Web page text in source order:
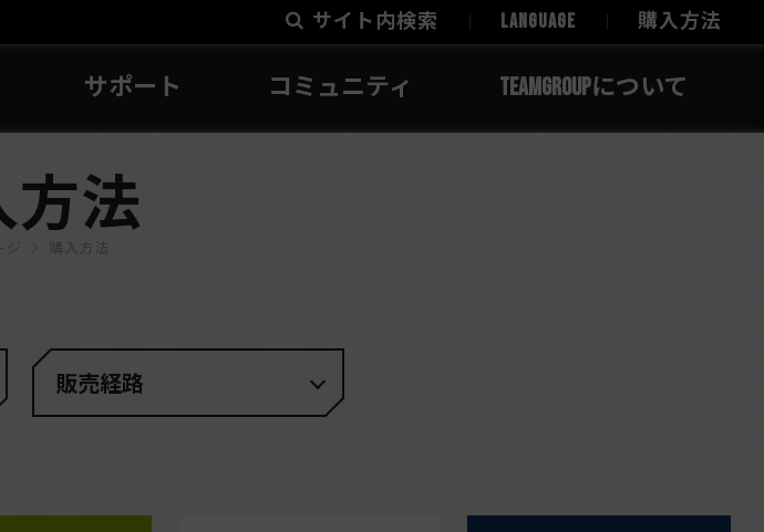
サイト内検索 LANGUAGE 購入方法
サポート コミュニティ TEAMGROUPについて
方法
購入方法
販売経路